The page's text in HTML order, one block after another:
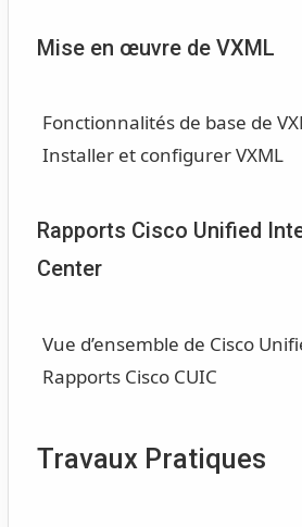
Mise en œuvre de VXML
Fonctionnalités de base de
Installer et configurer VXML
Rapports Cisco Unified
Center
Vue d’ensemble de Cisco
Rapports Cisco CUIC
Travaux Pratiques